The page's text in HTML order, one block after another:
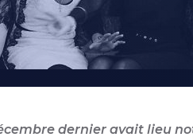
dernier avait lieu